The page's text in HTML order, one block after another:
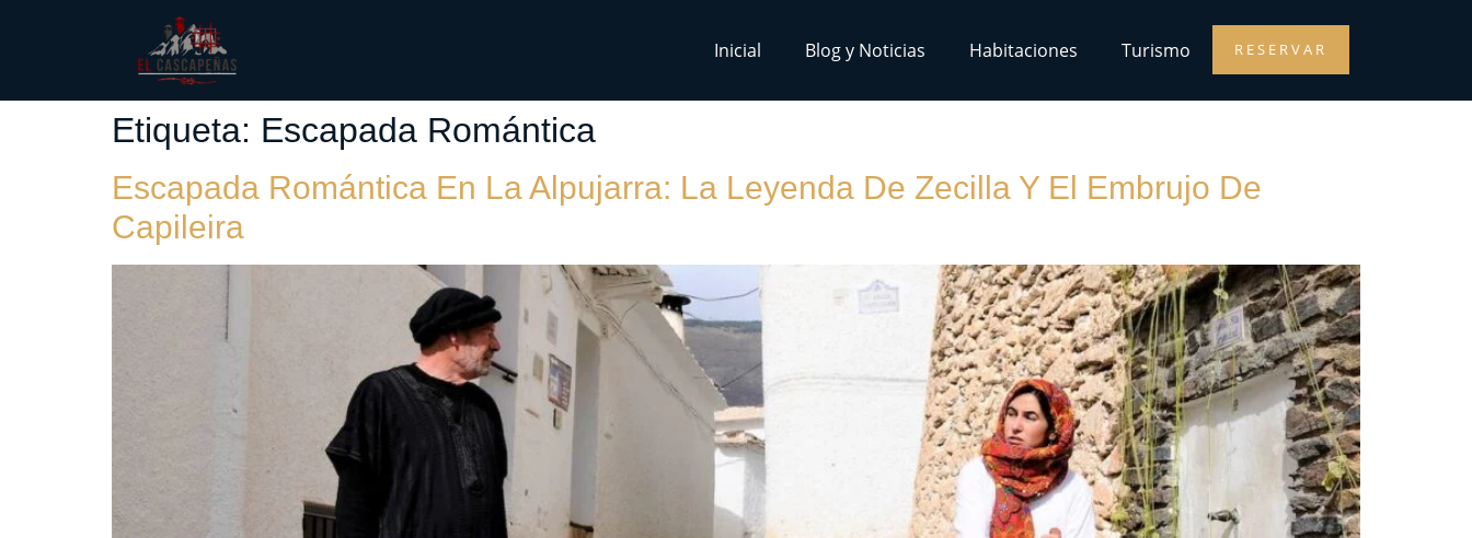
Inicial Blog y Noticias Habitaciones Turismo RESERVAR
Etiqueta: Escapada Romántica
Escapada Romántica En La Alpujarra: La Leyenda De Zecilla Y El Embrujo De
Capileira